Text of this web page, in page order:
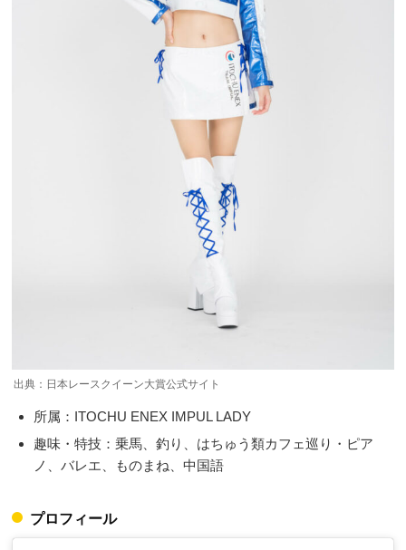
出典：日本レースクイーン大賞公式サイト
所属：ITOCHU ENEX IMPUL LADY
趣味・特技：乗馬、釣り、はちゅう類カフェ巡り・ピア
ノ、バレエ、ものまね、中国語
プロフィール